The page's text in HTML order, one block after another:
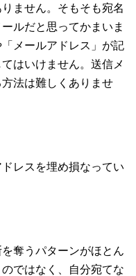
ません。そもそも宛名
ルだと思ってかまいま
メールアドレス」が記
はいけません。送信メ
法は難しくありませ
レスを埋め損なってい
奪うパターンがほとん
ではなく、自分宛てな